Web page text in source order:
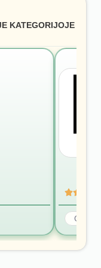
KATEGORIJOJE
Grožis